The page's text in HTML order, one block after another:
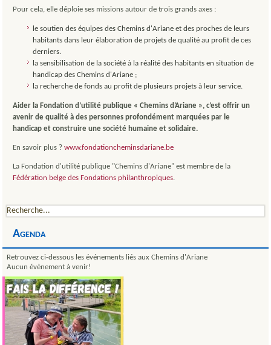
Pour cela, elle déploie ses missions autour de trois grands axes :
le soutien des équipes des Chemins d'Ariane et des proches de leurs
habitants dans leur élaboration de projets de qualité au profit de ces
derniers.
la sensibilisation de la société à la réalité des habitants en situation de
handicap des Chemins d'Ariane ;
la recherche de fonds au profit de plusieurs projets à leur service.
Aider la Fondation d’utilité publique « Chemins d’Ariane », c’est offrir un
avenir de qualité à des personnes profondément marquées par le
handicap et construire une société humaine et solidaire.
En savoir plus ?www.fondationcheminsdariane.be
La Fondation d'utilité publique "Chemins d'Ariane" est membre de la
Fédération belge des Fondations philanthropiques
Agenda
Retrouvez ci-dessous les événements liés aux Chemins d'Ariane
Aucun évènement à venir!